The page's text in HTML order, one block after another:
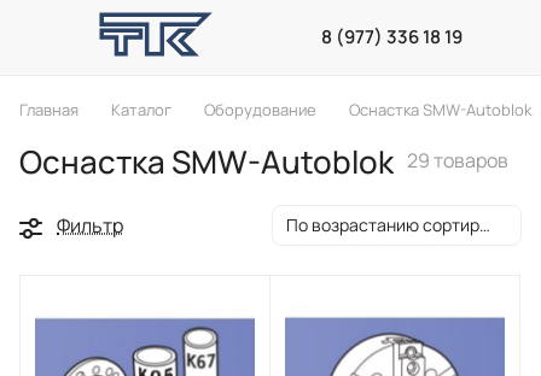
8 (977) 336 18 19
Главная Каталог Оборудование Оснастка SMW-Autoblok
Оснастка SMW-Autoblok 29 товаров
Фильтр По возрастанию сортировки